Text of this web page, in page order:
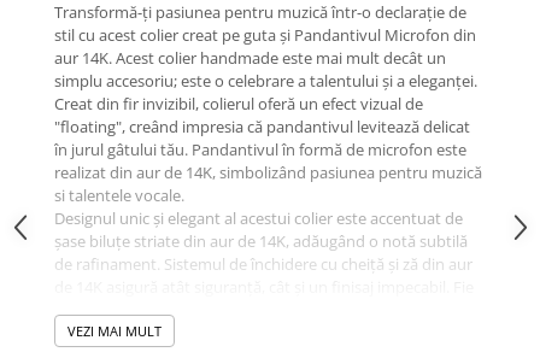
Transformă-ți pasiunea pentru muzică într-o declarație de
stil cu acest colier creat pe guta și Pandantivul Microfon din
aur 14K. Acest colier handmade este mai mult decât un
simplu accesoriu; este o celebrare a talentului și a eleganței.
Creat din fir invizibil, colierul oferă un efect vizual de
"floating", creând impresia că pandantivul levitează delicat
în jurul gâtului tău. Pandantivul în formă de microfon este
realizat din aur de 14K, simbolizând pasiunea pentru muzică
si talentele vocale.
Designul unic și elegant al acestui colier este accentuat de
șase biluțe striate din aur de 14K, adăugând o notă subtilă
de rafinament. Sistemul de închidere cu cheiță și ză din aur
că îl porți la un concert sau într-o zi obișnuită, acest colier îți
va aminti mereu de puterea ta interioară și de talentul tău
VEZI MAI MULT